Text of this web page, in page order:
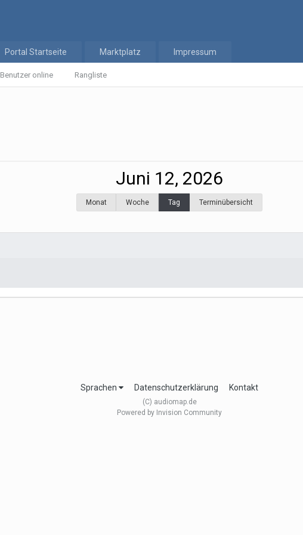
Benutzer online Rangliste
Portal Startseite Marktplatz Impressum
Juni 12, 2026
Monat Woche Tag Terminübersicht
Sprachen Datenschutzerklärung Kontakt
(C) audiomap.de
Powered by Invision Community